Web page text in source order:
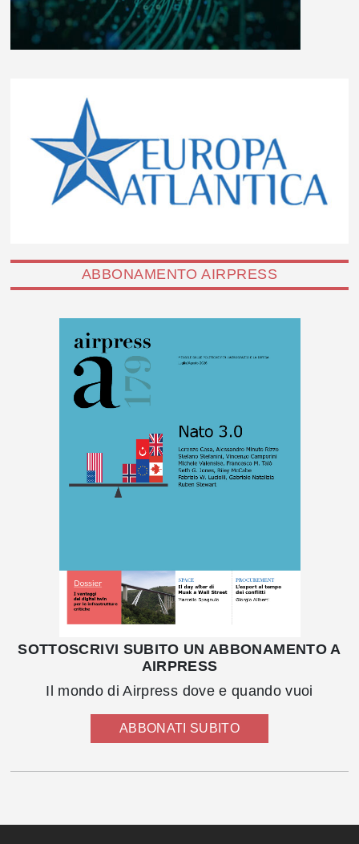
ABBONAMENTO AIRPRESS
SOTTOSCRIVI SUBITO UN ABBONAMENTO A
AIRPRESS
Il mondo di Airpress dove e quando vuoi
ABBONATI SUBITO